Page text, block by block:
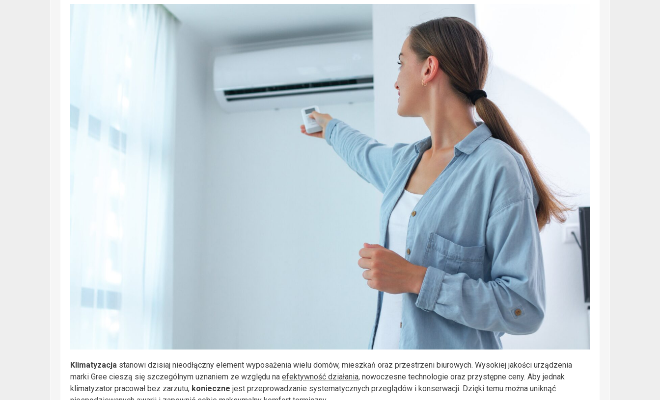
Klimatyzacja stanowi dzisiaj nieodłączny element wyposażenia wielu domów, mieszkań oraz przestrzeni biurowych. Wysokiej jakości urządzenia
marki Gree cieszą się szczególnym uznaniem ze względu na efektywność działania, nowoczesne technologie oraz przystępne ceny. Aby jednak
klimatyzator pracował bez zarzutu, konieczne jest przeprowadzanie systematycznych przeglądów i konserwacji. Dzięki temu można uniknąć